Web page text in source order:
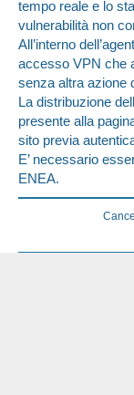
tempo reale e lo
vulnerabilità non
All’interno
accesso VPN che
senza altra azione
La distribuzione
presente alla
sito previa
E’ necessario
ENEA.